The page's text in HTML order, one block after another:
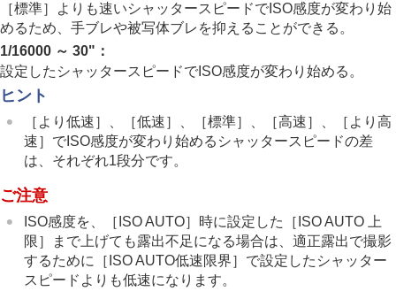
シャッターの設定
ズームする
フラッシュを使う
手ブレを補正する
レンズ補正
撮影中の画面表示を設定する
動画の音声を記録する
動画を撮影しながら静止画を切り出す
画像と音声をライブ配信する
カメラをカスタマイズする
再生する
カメラの設定を変更する
スマートフォンでできること
［標準］
よりも速いシャッタースピードでISO感度が変わり始
めるため、手ブレや被写体ブレを抑えることができる。
1/16000 ～ 30" ：
設定したシャッタースピードでISO感度が変わり始める。
ヒント
［より低速］ ［低速］ ［標準］ ［高速］
［より高
速］ でISO感度が変わり始めるシャッタースピードの差
は、それぞれ1段分です。
ご注意
ISO感度を、 ［ISO AUTO］ 時に設定した
［ISO AUTO 上
限］
まで上げても露出不足になる場合は、適正露出で撮影
するために
［ISO AUTO低速限界］ で設定したシャッター
スピードよりも低速になります。